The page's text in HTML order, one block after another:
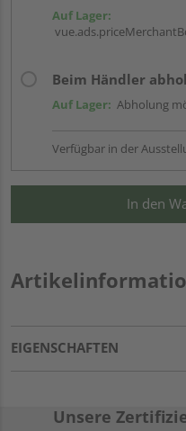
Auf Lager:
Beim Händler
Auf Lager: Abholung
Verfügbar in der
In den
EIGENSCHAFTEN
Unsere